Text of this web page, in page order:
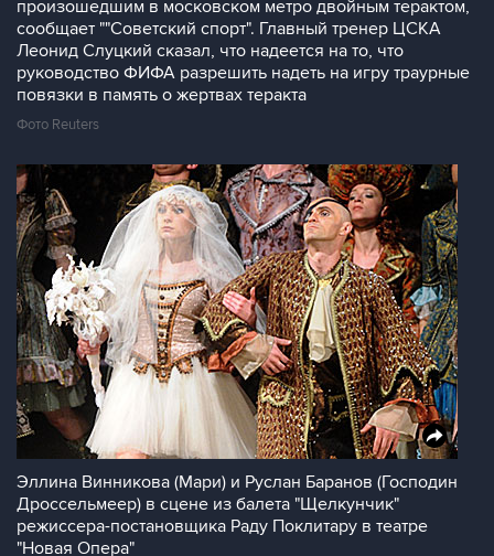
произошедшим в московском метро двойным терактом,
сообщает ""Советский спорт". Главный тренер ЦСКА
Леонид Слуцкий сказал, что надеется на то, что
руководство ФИФА разрешить надеть на игру траурные
повязки в память о жертвах теракта
Фото Reuters
Эллина Винникова (Мари) и Руслан Баранов (Господин
Дроссельмеер) в сцене из балета "Щелкунчик"
режиссера-постановщика Раду Поклитару в театре
"Новая Опера"